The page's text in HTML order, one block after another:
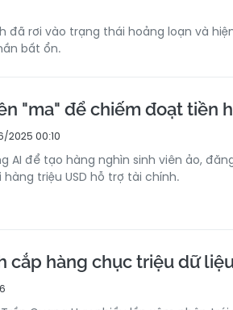
đã rơi vào trạng thái hoảng loạn và
bất ổn.
"ma" để chiếm đoạt tiền
2025 00:10
AI để tạo hàng nghìn sinh viên ảo,
triệu USD hỗ trợ tài chính.
cắp hàng chục triệu dữ